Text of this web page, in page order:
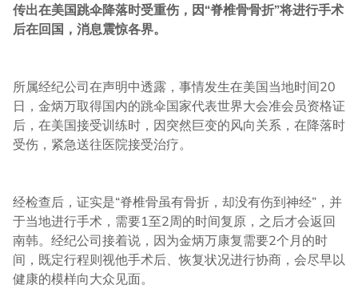
传出在美国跳伞降落时受重伤，因“脊椎骨骨折”将进行手术
后在回国，消息震惊各界。
所属经纪公司在声明中透露，事情发生在美国当地时间20
日，金炳万取得国内的跳伞国家代表世界大会准会员资格证
后，在美国接受训练时，因突然巨变的风向关系，在降落时
受伤，紧急送往医院接受治疗。
经检查后，证实是“脊椎骨虽有骨折，却没有伤到神经”，并
于当地进行手术，需要1至2周的时间复原，之后才会返回
南韩。经纪公司接着说，因为金炳万康复需要2个月的时
间，既定行程则视他手术后、恢复状况进行协商，会尽早以
健康的模样向大众见面。